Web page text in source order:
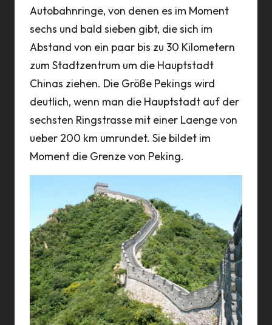
Autobahnringe, von denen es im Moment
sechs und bald sieben gibt, die sich im
Abstand von ein paar bis zu 30 Kilometern
zum Stadtzentrum um die Hauptstadt
Chinas ziehen. Die Größe Pekings wird
deutlich, wenn man die Hauptstadt auf der
sechsten Ringstrasse mit einer Laenge von
ueber 200 km umrundet. Sie bildet im
Moment die Grenze von Peking.